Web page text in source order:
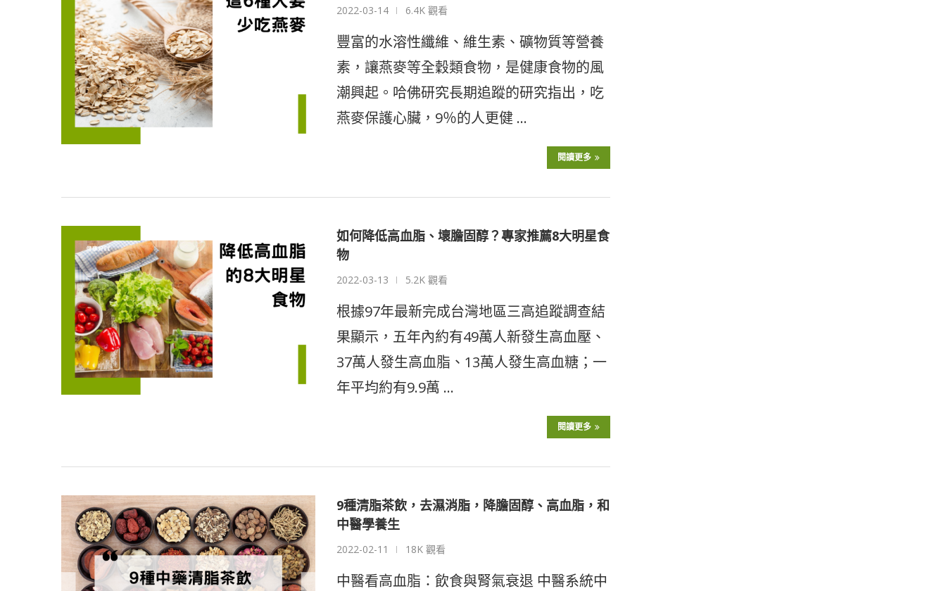
2022-03-14 6.4K 觀看
豐富的水溶性纖維、維生素、礦物質等營養
素，讓燕麥等全穀類食物，是健康食物的風
潮興起。哈佛研究長期追蹤的研究指出，吃
燕麥保護心臟，9％的人更健 …
閱讀更多
如何降低高血脂、壞膽固醇？專家推薦8大明星食
物
2022-03-13 5.2K 觀看
根據97年最新完成台灣地區三高追蹤調查結
果顯示，五年內約有49萬人新發生高血壓、
37萬人發生高血脂、13萬人發生高血糖；一
年平均約有9.9萬 …
閱讀更多
9種清脂茶飲，去濕消脂，降膽固醇、高血脂，和
中醫學養生
2022-02-11 18K 觀看
中醫看高血脂：飲食與腎氣衰退 中醫系統中